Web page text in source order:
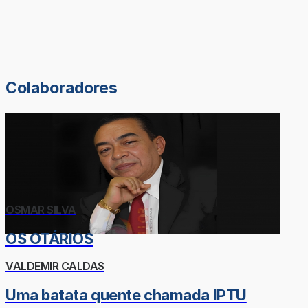
Colaboradores
OSMAR SILVA
OS OTÁRIOS
VALDEMIR CALDAS
Uma batata quente chamada IPTU